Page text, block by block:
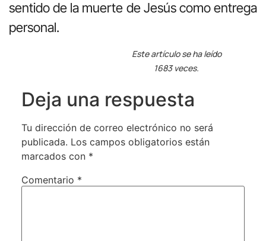
sentido de la muerte de Jesús como entrega
personal.
Este artículo se ha leído
1683 veces.
Deja una respuesta
Tu dirección de correo electrónico no será
publicada. Los campos obligatorios están
marcados con *
Comentario *